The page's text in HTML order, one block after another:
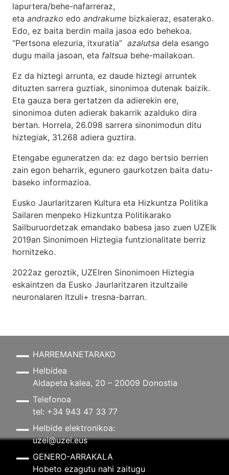
lapurtera/behe-nafarreraz,
eta andrazko edo andrakume bizkaieraz, esaterako.
Edo, ez baita berdin maila jasoa edo behekoa.
“Pertsona elezuria, itxuratia” azalutsa dela esango
dugu maila jasoan, eta faltsua behe-mailakoan.
Ez da hiztegi arrunta, ez daude hiztegi arruntek
dituzten sarrera guztiak, sinonimoa dutenak baizik.
Eta gauza bera gertatzen da adierekin ere,
sinonimoa duten adierak bakarrik azalduko dira
bertan. Horrela, 26.098 sarrera sinonimodun ditu
hiztegiak, 31.268 adiera guztira.
Etengabe eguneratzen da: ez dago bertsio berrien
zain egon beharrik, egunero gaurkotzen baita datu-
baseko informazioa.
Eusko Jaurlaritzaren Kultura eta Hizkuntza Politika
Sailaren menpeko Hizkuntza Politikarako
Sailburuordetzak emandako babesa jaso zuen UZEIk
2019an Sinonimoen Hiztegia funtzionalitate berriz
hornitzeko.
2022az geroztik, UZEIren Sinonimoen Hiztegia
eskaintzen da Eusko Jaurlaritzaren itzultzaile
neuronalaren Itzuli+ tresna-barran.
HARREMANETARAKO
Helbidea
Aldapeta kalea, 20 – 20009 Donostia
Telefonoa
tel: +34 943 47 33 77
Helbide elektronikoa:
uzei@uzei.eus
GENERO-ARRAKALA
Hobeto ezagutu nahi zaitugu